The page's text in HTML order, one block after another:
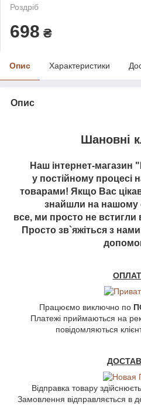
Роздріб
698 ₴
Опис Характеристики
Опис
Шановні
Наш інтернет-магазин
у постійному процесі
товарами! Якщо Вас
знайшли на нашому
все, ми просто не встигли
Просто зв`яжіться з
Працюємо виключно по
Платежі приймаються на
повідомляються
Відправка товару
Замовлення відправляється в